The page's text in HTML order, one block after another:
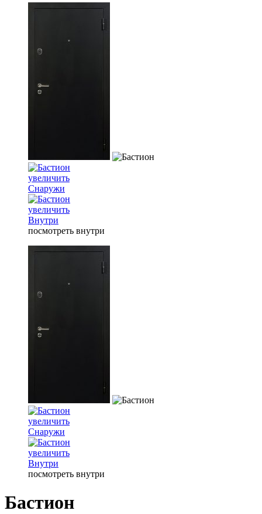
увеличить
Снаружи
увеличить
Внутри
посмотреть внутри
увеличить
Снаружи
увеличить
Внутри
посмотреть внутри
Бастион